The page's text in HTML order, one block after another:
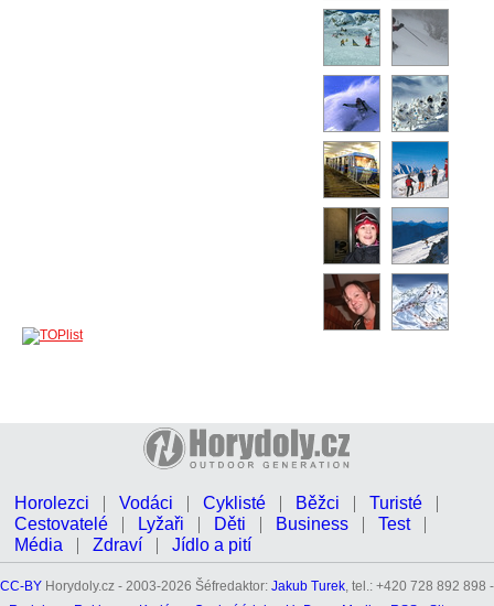
Horolezci Vodáci Cyklisté Běžci
Turisté
Cestovatelé
Lyžaři Děti Business
Test
Média
Zdraví Jídlo a pití
CC-BY Horydoly.cz - 2003-2026 Šéfredaktor: Jakub Turek, tel.: +420 728 892 898 -